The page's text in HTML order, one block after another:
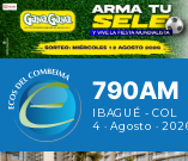
Pasar al contenido
790AM
IBAGUÉ - COL
4 · Agosto ·